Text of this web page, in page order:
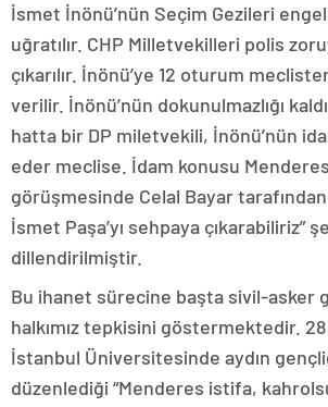
İsmet İnönü’nün Seçim Gezileri
uğratılır. CHP Milletvekilleri polis
çıkarılır. İnönü’ye 12 oturum
verilir. İnönü’nün dokunulmazlığı
hatta bir DP miletvekili, İnönü’nün
eder meclise. İdam konusu
görüşmesinde Celal Bayar
İsmet Paşa’yı sehpaya çıkarabiliriz”
dillendirilmiştir.
Bu ihanet sürecine başta sivil-asker
halkımız tepkisini göstermektedir. 28
İstanbul Üniversitesinde aydın
düzenlediği “Menderes istifa,